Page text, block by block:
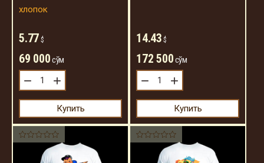
хлопок
5.77 $
69 000сўм
− +
Купить
14.43 $
172 500сўм
− +
Купить